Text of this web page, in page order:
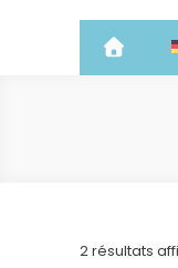
2 résultats